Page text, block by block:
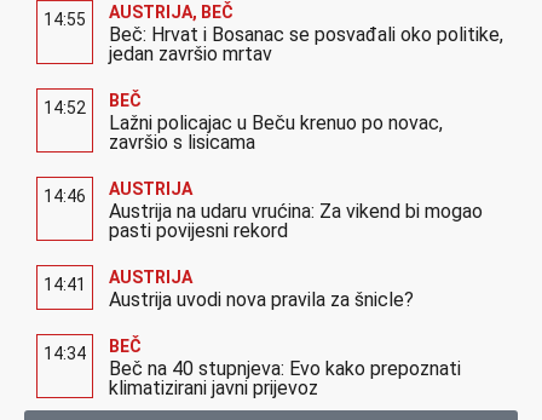
14:55 AUSTRIJA, BEČ
Beč: Hrvat i Bosanac se posvađali oko politike,
jedan završio mrtav
14:52 BEČ
Lažni policajac u Beču krenuo po novac,
završio s lisicama
14:46 AUSTRIJA
Austrija na udaru vrućina: Za vikend bi mogao
pasti povijesni rekord
14:41 AUSTRIJA
Austrija uvodi nova pravila za šnicle?
14:34 BEČ
Beč na 40 stupnjeva: Evo kako prepoznati
klimatizirani javni prijevoz